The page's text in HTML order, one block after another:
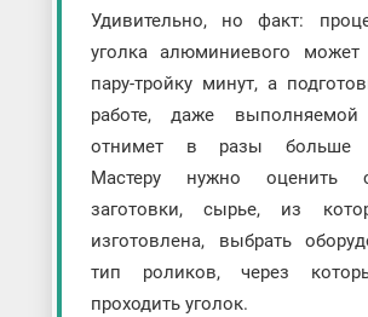
Удивительно, но факт:
уголка алюминиевого может
пару-тройку минут, а
работе, даже выполняемой
отнимет в разы больше
Мастеру нужно оценить
заготовки, сырье, из
изготовлена, выбрать
тип роликов, через
проходить уголок.